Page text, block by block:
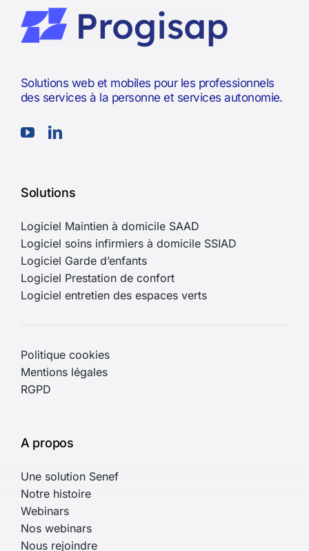
Solutions web et mobiles pour les professionnels
des services à la personne et services autonomie.
Solutions
Logiciel Maintien à domicile SAAD
Logiciel soins infirmiers à domicile SSIAD
Logiciel Garde d’enfants
Logiciel Prestation de confort
Logiciel entretien des espaces verts
Politique cookies
Mentions légales
RGPD
A propos
Une solution Senef
Notre histoire
Webinars
Nos webinars
Nous rejoindre